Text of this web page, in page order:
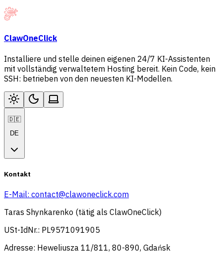
ClawOneClick
Installiere und stelle deinen eigenen 24/7 KI-Assistenten
mit vollständig verwaltetem Hosting bereit. Kein Code, kein
SSH: betrieben von den neuesten KI-Modellen.
🇩🇪
DE
Kontakt
E-Mail: contact@clawoneclick.com
Taras Shynkarenko (tätig als ClawOneClick)
USt-IdNr.: PL9571091905
Adresse: Heweliusza 11/811, 80-890, Gdańsk